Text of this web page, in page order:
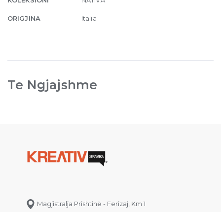
ORIGJINA Italia
Te Ngjajshme
Magjistralja Prishtinë - Ferizaj, Km 1